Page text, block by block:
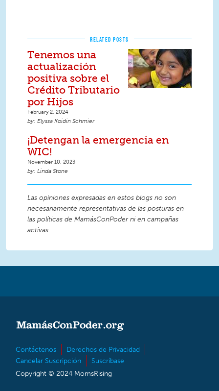
RELATED POSTS
Tenemos una
actualización
positiva sobre el
Crédito Tributario
por Hijos
February 2, 2024
Elyssa Koidin Schmier
¡Detengan la emergencia en
WIC!
November 10, 2023
Linda Stone
Las opiniones expresadas en estos blogs no son
necesariamente representativas de las posturas en
las políticas de MamásConPoder ni en campañas
activas.
Contáctenos
Derechos de Privacidad
Cancelar Suscripción
Suscríbase
Copyright © 2024 MomsRising